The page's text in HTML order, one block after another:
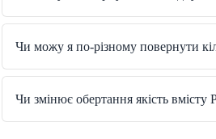
🔗 Пов'язані Інструменти
📄Інструменти PDF
Чи можу я по-різному повернути
Чи змінює обертання якість вмісту